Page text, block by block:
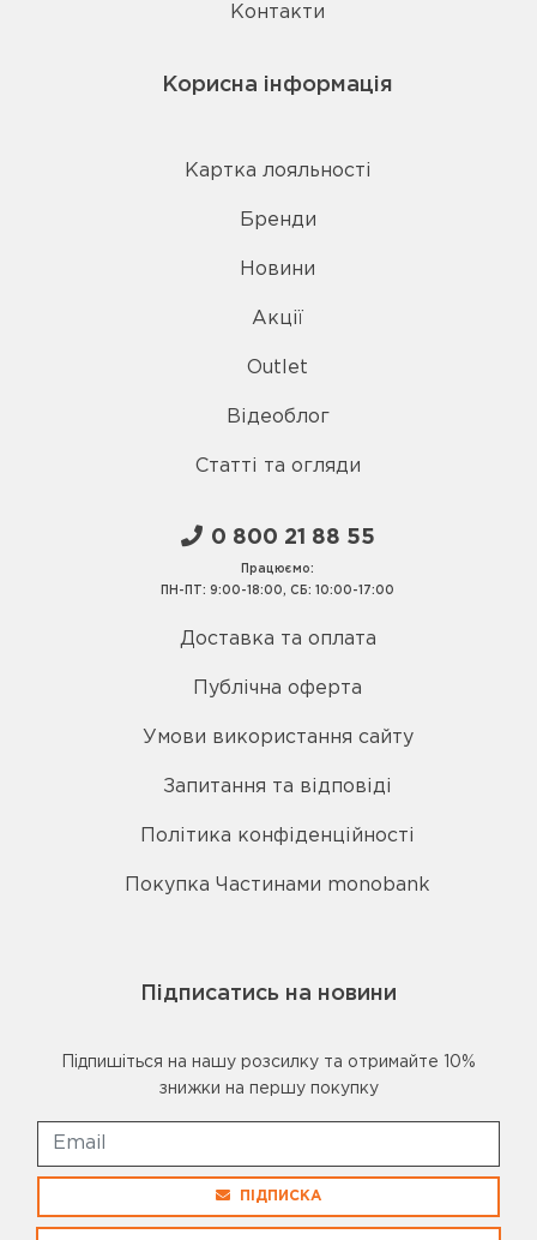
Контакти
Корисна інформація
Картка лояльності
Бренди
Новини
Акції
Outlet
Відеоблог
Статті та огляди
0 800 21 88 55
Працюємо:
ПН-ПТ: 9:00-18:00, СБ: 10:00-17:00
Доставка та оплата
Публічна оферта
Умови використання сайту
Запитання та відповіді
Політика конфіденційності
Покупка Частинами monobank
Підписатись на новини
Підпишіться на нашу розсилку та отримайте 10%
знижки на першу покупку
ПІДПИСКА